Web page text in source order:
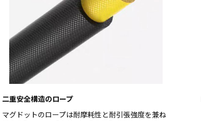
二重安全構造のロープ
マグドットのロープは耐摩耗性と耐引張強度を兼ね